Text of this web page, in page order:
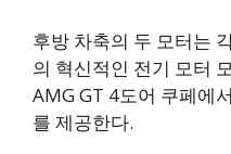
후방 차축의 두 모터는
의 혁신적인 전기 모터
AMG GT 4도어 쿠페에
를 제공한다.